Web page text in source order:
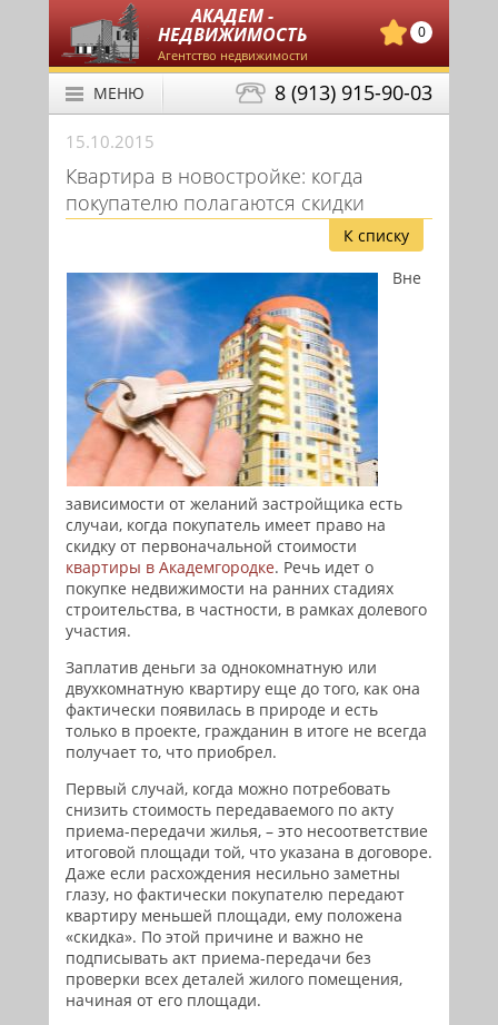
АКАДЕМ -
НЕДВИЖИМОСТЬ
Агентство недвижимости
0
8 (913) 915-90-03
МЕНЮ
15.10.2015
Квартира в новостройке: когда
покупателю полагаются скидки
К списку
Вне
зависимости от желаний застройщика есть
случаи, когда покупатель имеет право на
скидку от первоначальной стоимости
квартиры в Академгородке. Речь идет о
покупке недвижимости на ранних стадиях
строительства, в частности, в рамках долевого
участия.
Заплатив деньги за однокомнатную или
двухкомнатную квартиру еще до того, как она
фактически появилась в природе и есть
только в проекте, гражданин в итоге не всегда
получает то, что приобрел.
Первый случай, когда можно потребовать
снизить стоимость передаваемого по акту
приема-передачи жилья, – это несоответствие
итоговой площади той, что указана в договоре.
Даже если расхождения несильно заметны
глазу, но фактически покупателю передают
квартиру меньшей площади, ему положена
«скидка». По этой причине и важно не
подписывать акт приема-передачи без
проверки всех деталей жилого помещения,
начиная от его площади.